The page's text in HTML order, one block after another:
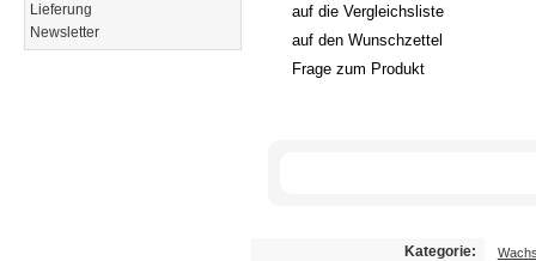
auf die Vergleichsliste
auf den Wunschzettel
Frage zum Produkt
Kategorie:
Lieferung
Newsletter